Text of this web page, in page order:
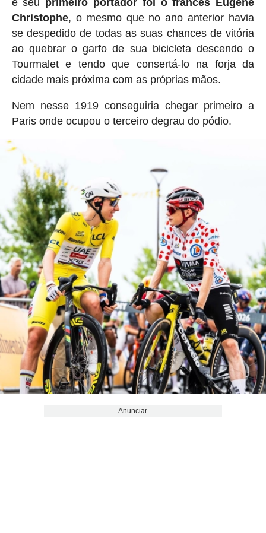
Christophe, o mesmo que no ano anterior havia
se despedido de todas as suas chances de vitória
ao quebrar o garfo de sua bicicleta descendo o
Tourmalet e tendo que consertá-lo na forja da
cidade mais próxima com as próprias mãos.
Nem nesse 1919 conseguiria chegar primeiro a
Paris onde ocupou o terceiro degrau do pódio.
Anunciar